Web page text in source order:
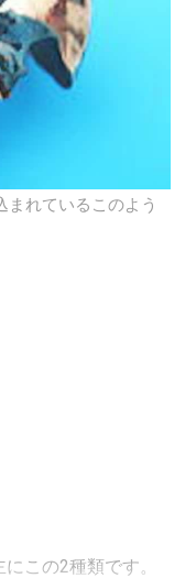
まれているこのよう
この2種類です。